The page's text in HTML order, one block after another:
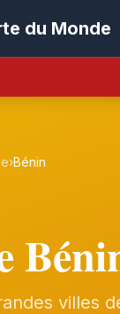
du Monde
›Bénin
villes